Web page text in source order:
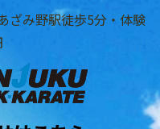
ざみ野駅徒歩5分・体験